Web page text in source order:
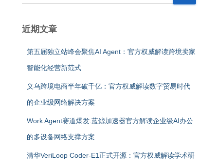
近期文章
第五届独立站峰会聚焦AI Agent：官方权威解读跨境卖家
智能化经营新范式
义乌跨境电商半年破千亿：官方权威解读数字贸易时代
的企业级网络解决方案
Work Agent赛道爆发:蓝鲸加速器官方解读企业级AI办公
的多设备网络支撑方案
清华VeriLoop Coder-E1正式开源：官方权威解读学术研